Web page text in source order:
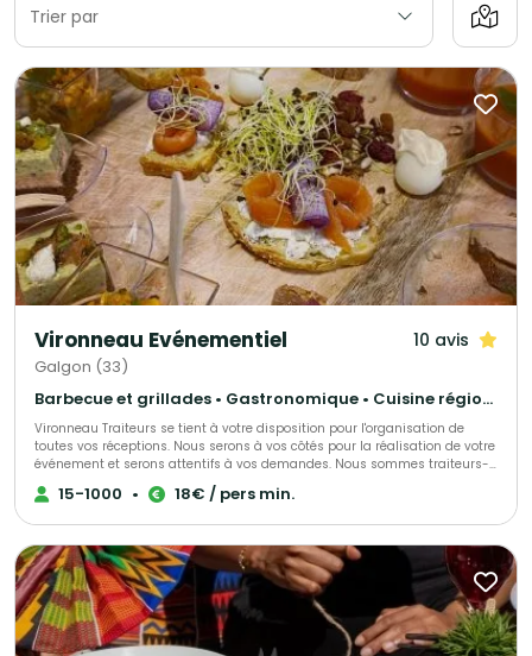
Trier par
Vironneau Evénementiel 10 avis
Galgon (33)
Barbecue et grillades • Gastronomique • Cuisine régionale
Vironneau Traiteurs se tient à votre disposition pour l'organisation de
toutes vos réceptions. Nous serons à vos côtés pour la réalisation de votre
événement et serons attentifs à vos demandes. Nous sommes traiteurs-
organisateurs de réception. Notre rôle ne se limite pas à livrer des repas
ou des cocktails, nous imaginons, concevons, mettons en place, gérons de
15-1000 • 18€ / pers min.